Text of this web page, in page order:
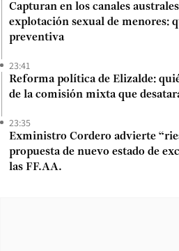
Capturan en los canales
explotación sexual de menores:
preventiva
23:41
Reforma política de Elizalde:
de la comisión mixta que
23:35
Exministro Cordero advierte
propuesta de nuevo estado de
las FF.AA.